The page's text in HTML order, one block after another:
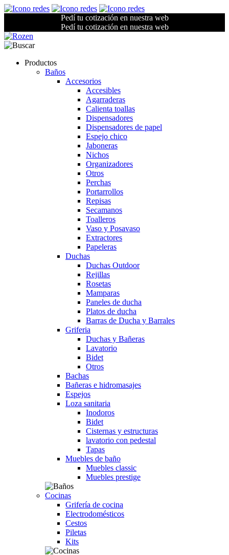
Pedí tu cotización en nuestra web
Pedí tu cotización en nuestra web
Productos
Baños
Accesorios
Accesibles
Agarraderas
Calienta toallas
Dispensadores
Dispensadores de papel
Espejo chico
Jaboneras
Nichos
Organizadores
Otros
Perchas
Portarrollos
Repisas
Secamanos
Toalleros
Vaso y Posavaso
Extractores
Papeleras
Duchas
Duchas Outdoor
Rejillas
Rosetas
Mamparas
Paneles de ducha
Platos de ducha
Barras de Ducha y Barrales
Griferia
Duchas y Bañeras
Lavatorio
Bidet
Otros
Bachas
Bañeras e hidromasajes
Espejos
Loza sanitaria
Inodoros
Bidet
Cisternas y estructuras
lavatorio con pedestal
Tapas
Muebles de baño
Muebles classic
Muebles prestige
Cocinas
Grifería de cocina
Electrodomésticos
Cestos
Piletas
Kits